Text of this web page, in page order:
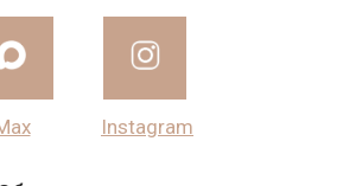
Instagram